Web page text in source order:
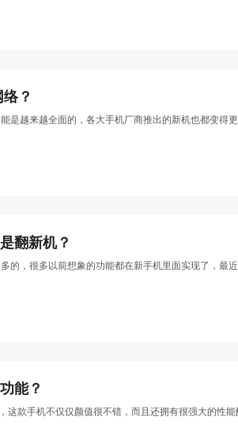
？
是越来越全面的，各大手机厂商推出的新机也都变
翻新机？
的，很多以前想象的功能都在新手机里面实现了，
能？
这款手机不仅仅颜值很不错，而且还拥有很强大的性